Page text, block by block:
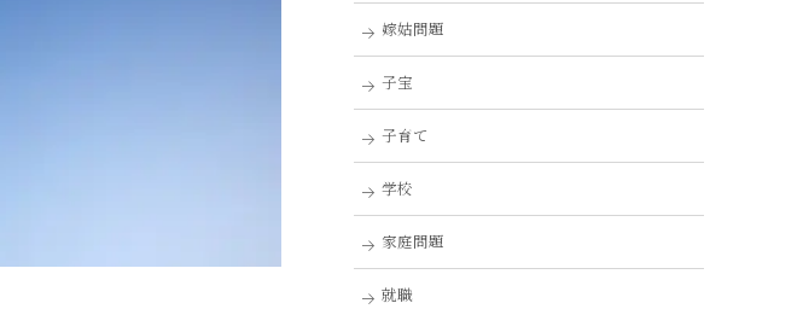
嫁姑問題
子宝
子育て
学校
家庭問題
就職